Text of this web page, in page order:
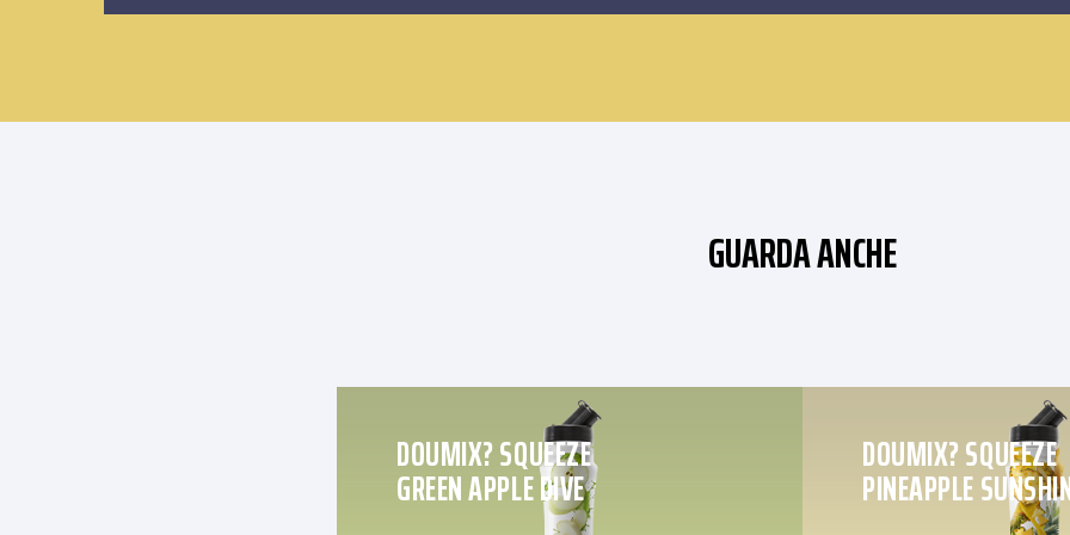
GUARDA ANCHE
DOUMIX? SQUEEZE
GREEN APPLE DIVE
DOUMIX? SQUEEZE
PINEAPPLE